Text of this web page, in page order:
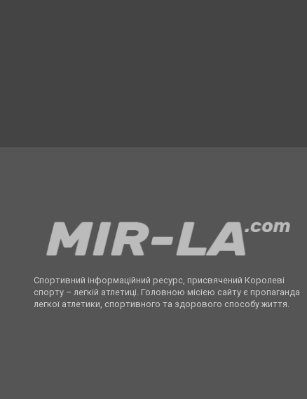
Спортивний інформаційний ресурс, присвячений Королеві
спорту – легкій атлетиці. Головною місією сайту є пропаганда
легкої атлетики, спортивного та здорового способу життя.